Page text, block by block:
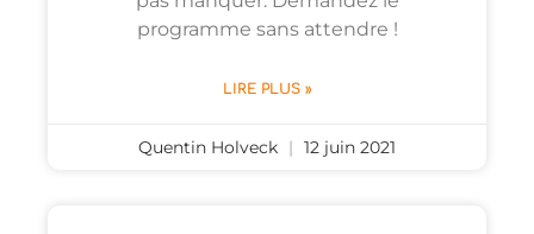
programme sans attendre !
LIRE PLUS »
Quentin Holveck 12 juin 2021